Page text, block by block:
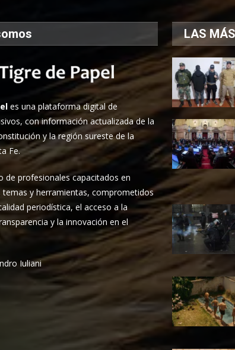
es una plataforma digital de
con información actualizada de la
y la región sureste de la
Fe.
de profesionales capacitados en
temas y herramientas, comprometidos
periodística, el acceso a la
y la innovación en el
Iuliani
LAS